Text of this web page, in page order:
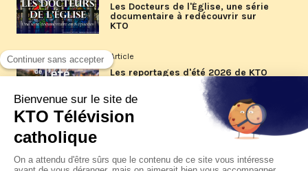
Les Docteurs de l'Église, une série
documentaire à redécouvrir sur
KTO
Article
Les reportages d'été 2026 de KTO
Article
La visite pastorale du pape Léon
jeudi 6 août